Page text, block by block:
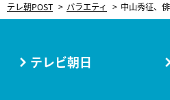
テレ朝POST バラエティ
テレビ朝日